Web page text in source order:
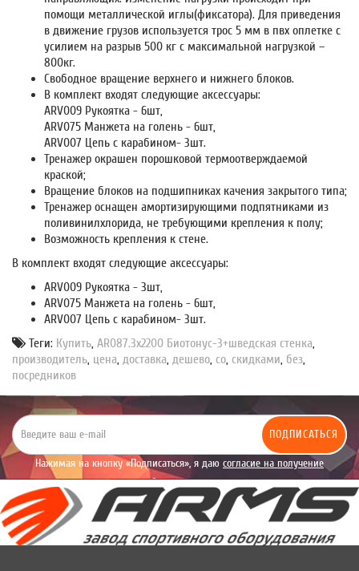
помощи металлической иглы(фиксатора). Для приведения
в движение грузов используется трос 5 мм в пвх оплетке с
усилием на разрыв 500 кг с максимальной нагрузкой –
800кг.
Свободное вращение верхнего и нижнего блоков.
В комплект входят следующие аксессуары:
ARV009 Рукоятка - 6шт,
ARV075 Манжета на голень - 6шт,
ARV007 Цепь с карабином- 3шт.
Тренажер окрашен порошковой термоотверждаемой
краской;
Вращение блоков на подшипниках качения закрытого типа;
Тренажер оснащен амортизирующими подпятниками из
поливинилхлорида, не требующими крепления к полу;
Возможность крепления к стене.
В комплект входят следующие аксессуары:
ARV009 Рукоятка - 3шт,
ARV075 Манжета на голень - 6шт,
ARV007 Цепь с карабином- 3шт.
Теги: Купить, AR087.3х2200 Биотонус-3+шведская стенка,
производитель, цена, доставка, дешево, со, скидками, без,
посредников
ПОДПИСАТЬСЯ
Нажимая на кнопку «Подписаться», я даю согласие на получение
уведомлений рекламного характера.